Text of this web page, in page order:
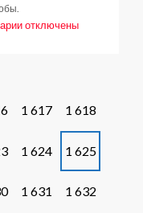
котключены
1 617 1 618
1 624 1 625
1 631 1 632